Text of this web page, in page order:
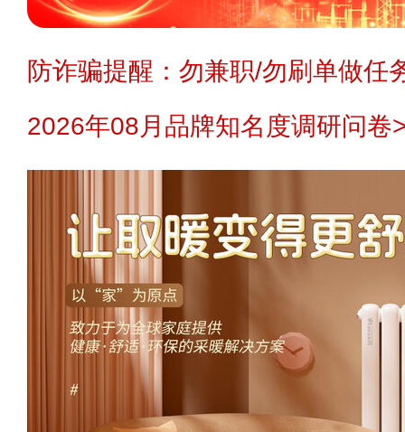
防诈骗提醒：勿兼职/勿刷单做任
2026年08月品牌知名度调研问卷